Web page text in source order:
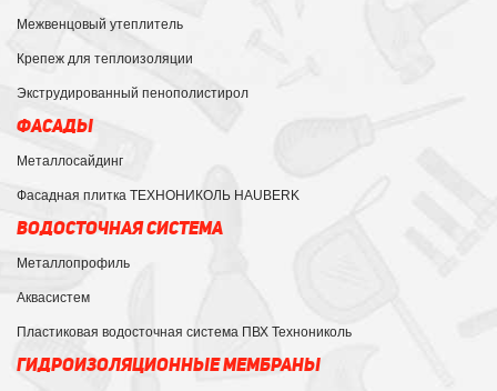
Межвенцовый утеплитель
Крепеж для теплоизоляции
Экструдированный пенополистирол
ФАСАДЫ
Металлосайдинг
Фасадная плитка ТЕХНОНИКОЛЬ HAUBERK
ВОДОСТОЧНАЯ СИСТЕМА
Металлопрофиль
Аквасистем
Пластиковая водосточная система ПВХ Технониколь
ГИДРОИЗОЛЯЦИОННЫЕ МЕМБРАНЫ